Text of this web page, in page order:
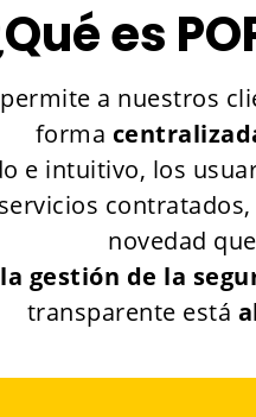
es
a nuestros
forma
e intuitivo, los
novedad
gestión de la
transparente está